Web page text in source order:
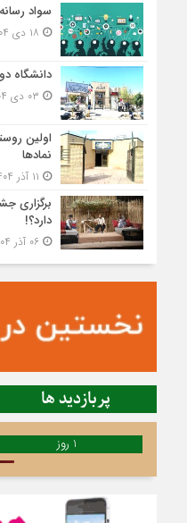
سواد رسانه
دانشگاه
اولین
نمادها
برگزاری
دارد؟!
۰۶ آذر ۱۴۰۴ - ۹:۳۲
پربازدید ها
1 روز